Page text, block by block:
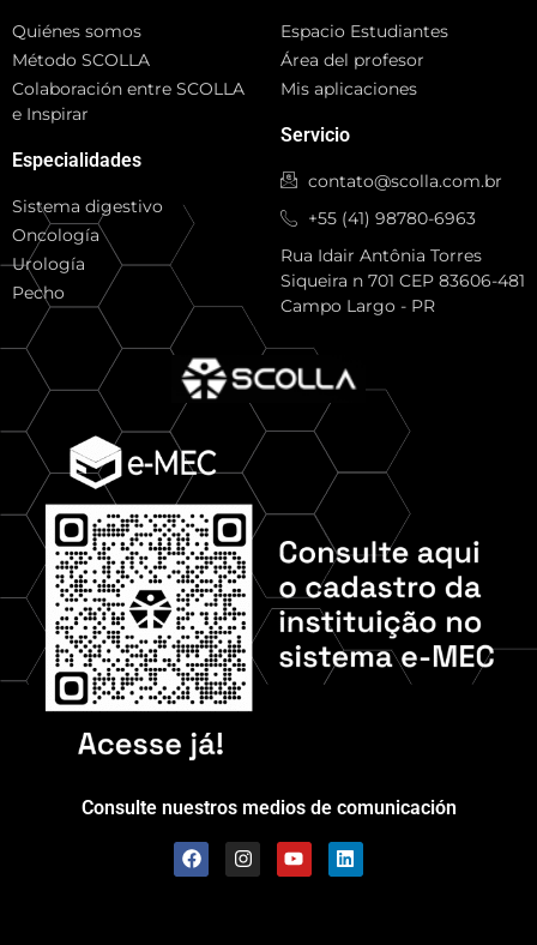
Quiénes somos
Método SCOLLA
Colaboración entre SCOLLA
e Inspirar
Especialidades
Sistema digestivo
Oncología
Urología
Pecho
Espacio Estudiantes
Área del profesor
Mis aplicaciones
Servicio
contato@scolla.com.br
+55 (41) 98780-6963
Rua Idair Antônia Torres
Siqueira n 701 CEP 83606-481
Campo Largo - PR
Consulte nuestros medios de comunicación